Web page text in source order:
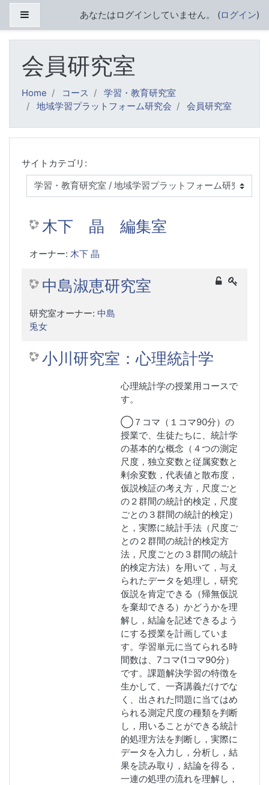
メインコンテンツへスキップする
サイドパネルあなたはログインしていません。 (ログイン)
会員研究室
Home コース
学習・教育研究室
地域学習プラットフォーム研究会
会員研究室
サイトカテゴリ:
木下 晶 編集室
オーナー: 木下 晶
中島淑恵研究室
研究室オーナー: 中島
兎女
小川研究室：心理統計学
心理統計学の授業用コースで
す。
◯７コマ（１コマ90分）の
授業で、生徒たちに、統計学
の基本的な概念（４つの測定
尺度，独立変数と従属変数と
剰余変数，代表値と散布度，
仮説検証の考え方，尺度ごと
の２群間の統計的検定，尺度
ごとの３群間の統計的検定）
と，実際に統計手法（尺度ご
との２群間の統計的検定方
法，尺度ごとの３群間の統計
的検定方法）を用いて，与え
られたデータを処理し，研究
仮説を肯定できる（帰無仮説
を棄却できる）かどうかを理
解し，結論を記述できるよう
にする授業を計画していま
す。学習単元に当てられる時
間数は、7コマ(1コマ90分）
です。課題解決学習の特徴を
生かして、一斉講義だけでな
く、出された問題に当てはめ
られる測定尺度の種類を判断
し，用いることができる統計
的処理方法を判断し，実際に
データを入力し，分析し，結
果を読み取り，結論を得る，
一連の処理の流れを理解し，